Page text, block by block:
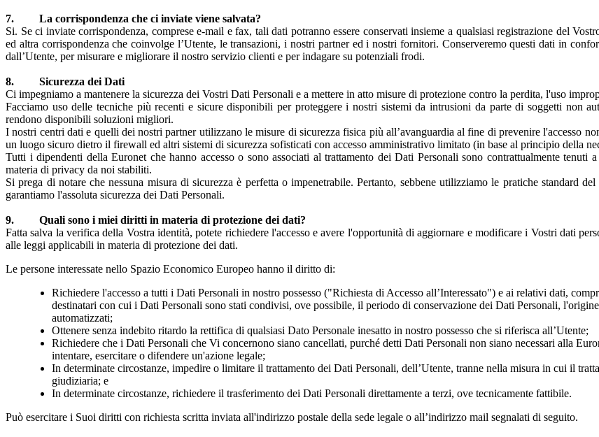
7. La corrispondenza che ci inviate viene salvata?
Si. Se ci inviate corrispondenza, comprese e-mail e fax, tali dati potranno essere conservati insieme a qualsiasi registrazione del
ed altra corrispondenza che coinvolge l’Utente, le transazioni, i nostri partner ed i nostri fornitori. Conserveremo questi dati in
dall’Utente, per misurare e migliorare il nostro servizio clienti e per indagare su potenziali frodi.
8. Sicurezza dei Dati
Ci impegniamo a mantenere la sicurezza dei Vostri Dati Personali e a mettere in atto misure di protezione contro la perdita, l'uso
Facciamo uso delle tecniche più recenti e sicure disponibili per proteggere i nostri sistemi da intrusioni da parte di soggetti non
rendono disponibili soluzioni migliori.
I nostri centri dati e quelli dei nostri partner utilizzano le misure di sicurezza fisica più all’avanguardia al fine di prevenire l'accesso
un luogo sicuro dietro il firewall ed altri sistemi di sicurezza sofisticati con accesso amministrativo limitato (in base al principio della
Tutti i dipendenti della Euronet che hanno accesso o sono associati al trattamento dei Dati Personali sono contrattualmente tenuti
materia di privacy da noi stabiliti.
Si prega di notare che nessuna misura di sicurezza è perfetta o impenetrabile. Pertanto, sebbene utilizziamo le pratiche standard
garantiamo l'assoluta sicurezza dei Dati Personali.
9. Quali sono i miei diritti in materia di protezione dei dati?
Fatta salva la verifica della Vostra identità, potete richiedere l'accesso e avere l'opportunità di aggiornare e modificare i Vostri dati
alle leggi applicabili in materia di protezione dei dati.
Le persone interessate nello Spazio Economico Europeo hanno il diritto di:
Richiedere l'accesso a tutti i Dati Personali in nostro possesso ("Richiesta di Accesso all’Interessato") e ai relativi dati,
destinatari con cui i Dati Personali sono stati condivisi, ove possibile, il periodo di conservazione dei Dati Personali,
automatizzati;
Ottenere senza indebito ritardo la rettifica di qualsiasi Dato Personale inesatto in nostro possesso che si riferisca all’Utente;
Richiedere che i Dati Personali che Vi concernono siano cancellati, purché detti Dati Personali non siano necessari alla
intentare, esercitare o difendere un'azione legale;
In determinate circostanze, impedire o limitare il trattamento dei Dati Personali, dell’Utente, tranne nella misura in cui il
giudiziaria; e
In determinate circostanze, richiedere il trasferimento dei Dati Personali direttamente a terzi, ove tecnicamente fattibile.
Può esercitare i Suoi diritti con richiesta scritta inviata all'indirizzo postale della sede legale o all’indirizzo mail segnalati di seguito.